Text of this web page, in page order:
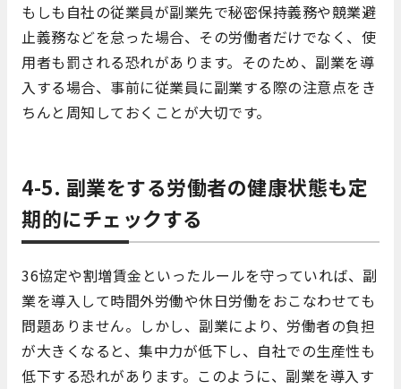
もしも自社の従業員が副業先で秘密保持義務や競業避
止義務などを怠った場合、その労働者だけでなく、使
用者も罰される恐れがあります。そのため、副業を導
入する場合、事前に従業員に副業する際の注意点をき
ちんと周知しておくことが大切です。
4-5. 副業をする労働者の健康状態も定
期的にチェックする
36協定や割増賃金といったルールを守っていれば、副
業を導入して時間外労働や休日労働をおこなわせても
問題ありません。しかし、副業により、労働者の負担
が大きくなると、集中力が低下し、自社での生産性も
低下する恐れがあります。このように、副業を導入す